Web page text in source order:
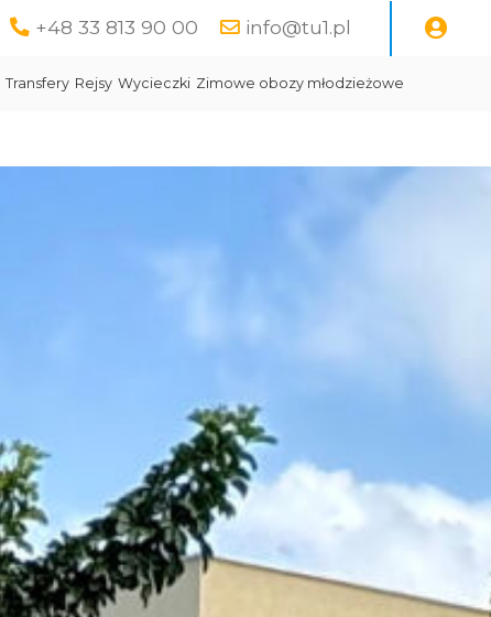
+48 33 813 90 00 info@tu1.pl
Transfery Rejsy Wycieczki Zimowe obozy młodzieżowe